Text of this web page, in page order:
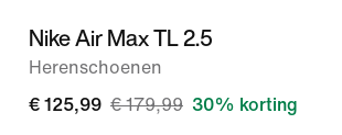
afbeelding
Nike Air Max TL 2.5
Herenschoenen
€ 125,99 € 179,99 30% korting